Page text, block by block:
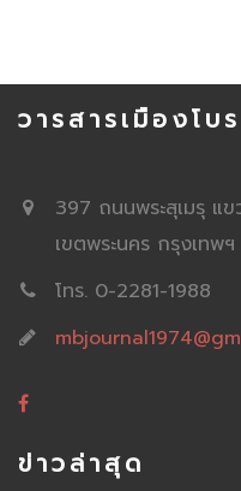
วารสารเมืองโบ
397 ถนนพระสุเมรุ แข
เขตพระนคร กรุงเทพ
โทร. 0-2281-1988
ข่าวล่าสุด